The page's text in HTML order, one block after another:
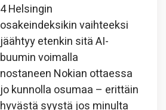
4 Helsingin
osakeindeksikin vaihteeksi
jäähtyy etenkin sitä AI-
buumin voimalla
nostaneen Nokian ottaessa
jo kunnolla osumaa – erittäin
hyvästä syystä jos minulta